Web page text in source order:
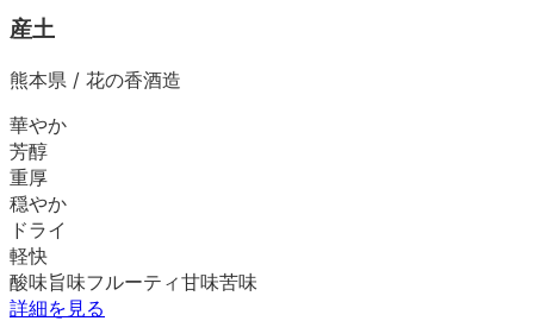
産土
熊本県 / 花の香酒造
華やか
芳醇
重厚
穏やか
ドライ
軽快
酸味旨味フルーティ甘味苦味
詳細を見る